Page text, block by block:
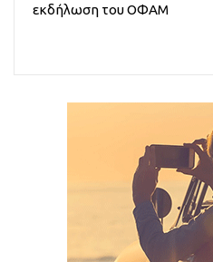
εκδήλωση του ΟΦΑΜ